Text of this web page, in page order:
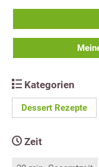
Kategorien
Dessert Rezepte
Zeit